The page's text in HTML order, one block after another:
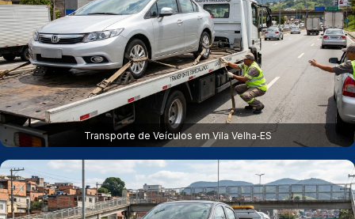
Transporte de Veículos em Vila Velha‑ES